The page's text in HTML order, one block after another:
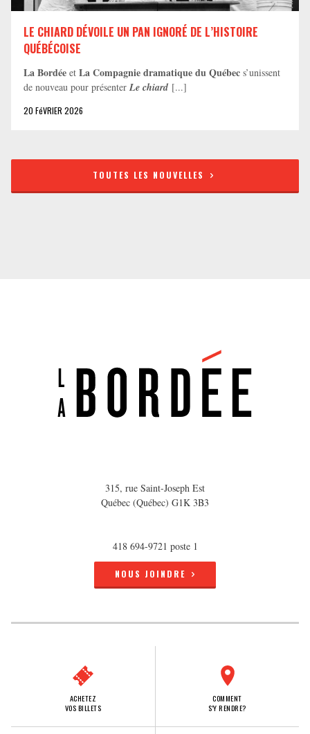
LE CHIARD DÉVOILE UN PAN IGNORÉ DE L’HISTOIRE
QUÉBÉCOISE
La Bordée et La Compagnie dramatique du Québec s’unissent
de nouveau pour présenter Le chiard [...]
20 FéVRIER 2026
TOUTES LES NOUVELLES
315, rue Saint-Joseph Est
Québec (Québec) G1K 3B3
418 694-9721 poste 1
NOUS JOINDRE
ACHETEZ
VOS BILLETS
COMMENT
S'Y RENDRE?